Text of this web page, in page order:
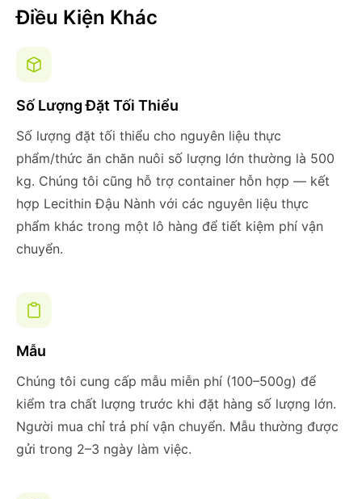
Điều Kiện Khác
Số Lượng Đặt Tối Thiểu
Số lượng đặt tối thiểu cho nguyên liệu thực
phẩm/thức ăn chăn nuôi số lượng lớn thường là 500
kg. Chúng tôi cũng hỗ trợ container hỗn hợp — kết
hợp Lecithin Đậu Nành với các nguyên liệu thực
phẩm khác trong một lô hàng để tiết kiệm phí vận
chuyển.
Mẫu
Chúng tôi cung cấp mẫu miễn phí (100–500g) để
kiểm tra chất lượng trước khi đặt hàng số lượng lớn.
Người mua chỉ trả phí vận chuyển. Mẫu thường được
gửi trong 2–3 ngày làm việc.